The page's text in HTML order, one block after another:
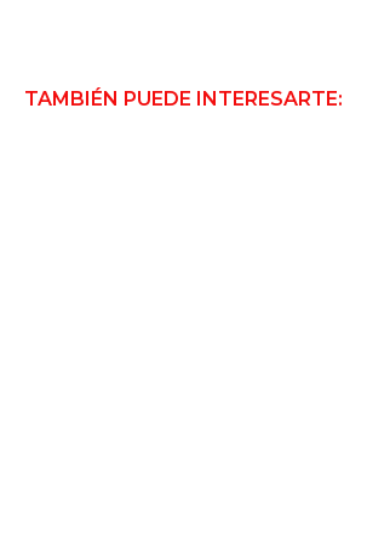
TAMBIÉN PUEDE INTERESARTE: